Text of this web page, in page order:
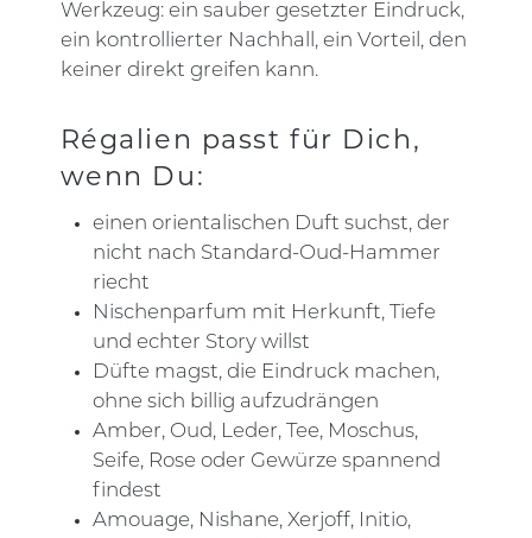
Werkzeug: ein sauber gesetzter Eindruck,
ein kontrollierter Nachhall, ein Vorteil, den
keiner direkt greifen kann.
Régalien passt für Dich,
wenn Du:
einen orientalischen Duft suchst, der
nicht nach Standard-Oud-Hammer
riecht
Nischenparfum mit Herkunft, Tiefe
und echter Story willst
Düfte magst, die Eindruck machen,
ohne sich billig aufzudrängen
Amber, Oud, Leder, Tee, Moschus,
Seife, Rose oder Gewürze spannend
findest
Amouage, Nishane, Xerjoff, Initio,